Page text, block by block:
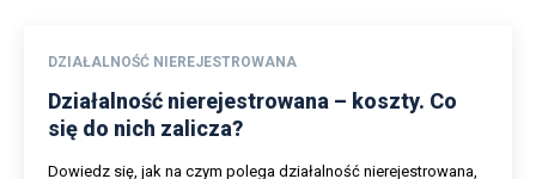
DZIAŁALNOŚĆ NIEREJESTROWANA
Działalność nierejestrowana – koszty. Co
się do nich zalicza?
Dowiedz się, jak na czym polega działalność nierejestrowana,